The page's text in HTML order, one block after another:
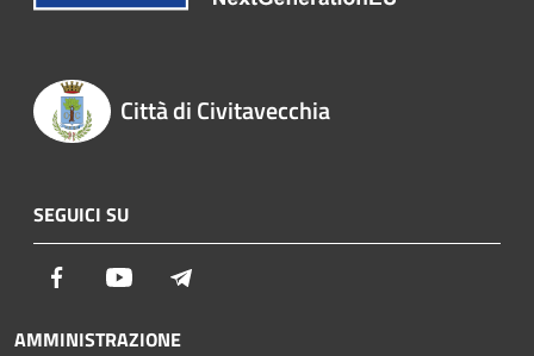
Città di Civitavecchia
SEGUICI SU
Facebook Youtube
AMMINISTRAZIONE